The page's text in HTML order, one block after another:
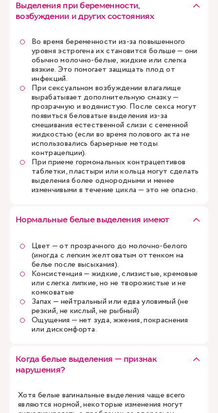
Выделения при беременности,
возбуждении и других состояниях
Во время беременности из-за повышенного
уровня эстрогена их становится больше — они
обычно молочно-белые, жидкие или слегка
вязкие. Это помогает защищать плод от
инфекций.
При сексуальном возбуждении влагалище
вырабатывает дополнительную смазку —
прозрачную и водянистую. После секса могут
появиться беловатые выделения из-за
смешивания естественной слизи с семенной
жидкостью (если во время полового акта не
использовались барьерные методы
контрацепции).
При приеме гормональных контрацептивов
таблетки, пластыри или кольца могут сделать
выделения более однородными и менее
изменчивыми в течение цикла — это не опасно.
Нормальные белые выделения имеют
Цвет — от прозрачного до молочно-белого
(иногда с легким желтоватым оттенком на
белье после высыхания).
Консистенция — жидкие, слизистые, кремовые
или слегка липкие, но не творожистые и не
комковатые
Запах — нейтральный или едва уловимый (не
резкий, не кислый, не рыбный)
Ощущения — нет зуда, жжения, покраснения
или дискомфорта.
Когда белые выделения — признак
нарушения?
Хотя белые вагинальные выделения чаще всего
являются нормой, некоторые изменения могут